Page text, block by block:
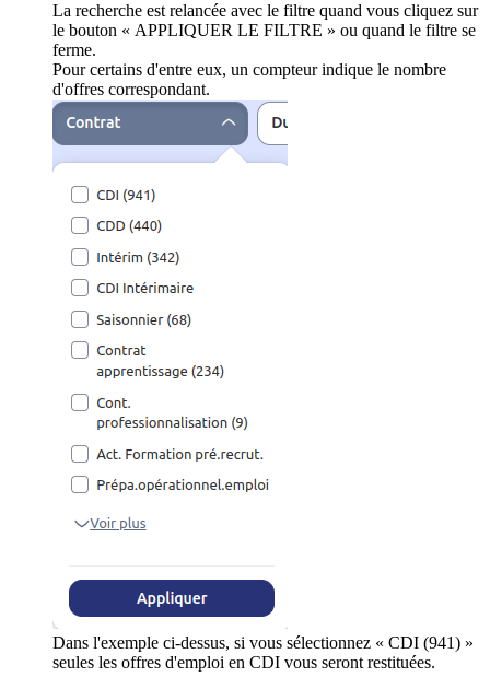
La recherche est relancée avec le filtre quand vous cliquez sur
le bouton « APPLIQUER LE FILTRE » ou quand le filtre se
ferme.
Pour certains d'entre eux, un compteur indique le nombre
d'offres correspondant.
Dans l'exemple ci-dessus, si vous sélectionnez « CDI (941) »
seules les offres d'emploi en CDI vous seront restituées.